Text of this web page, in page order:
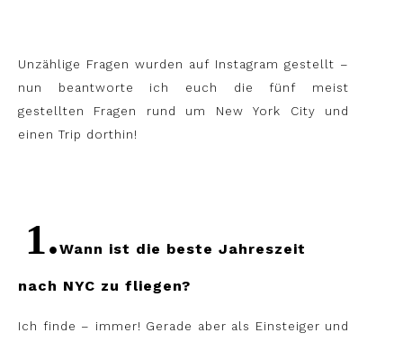
Unzählige Fragen wurden auf Instagram gestellt –
nun beantworte ich euch die fünf meist
gestellten Fragen rund um New York City und
einen Trip dorthin!
1.Wann ist die beste Jahreszeit
nach NYC zu fliegen?
Ich finde – immer! Gerade aber als Einsteiger und